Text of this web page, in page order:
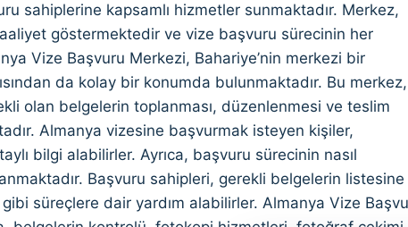
sahiplerine kapsamlı hizmetler sunmaktadır. Merkez,
göstermektedir ve vize başvuru sürecinin her
Vize Başvuru Merkezi, Bahariye’nin merkezi bir
da kolay bir konumda bulunmaktadır. Bu merkez,
olan belgelerin toplanması, düzenlenmesi ve teslim
Almanya vizesine başvurmak isteyen kişiler,
bilgi alabilirler. Ayrıca, başvuru sürecinin nasıl
Başvuru sahipleri, gerekli belgelerin listesine
süreçlere dair yardım alabilirler. Almanya Vize